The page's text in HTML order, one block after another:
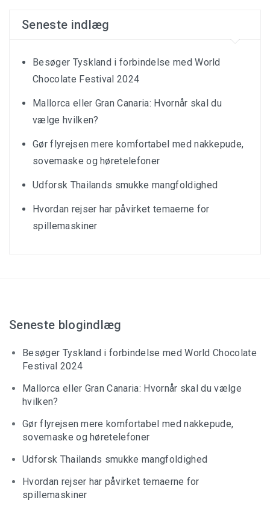
Seneste indlæg
Besøger Tyskland i forbindelse med World
Chocolate Festival 2024
Mallorca eller Gran Canaria: Hvornår skal du
vælge hvilken?
Gør flyrejsen mere komfortabel med nakkepude,
sovemaske og høretelefoner
Udforsk Thailands smukke mangfoldighed
Hvordan rejser har påvirket temaerne for
spillemaskiner
Seneste blogindlæg
Besøger Tyskland i forbindelse med World Chocolate
Festival 2024
Mallorca eller Gran Canaria: Hvornår skal du vælge
hvilken?
Gør flyrejsen mere komfortabel med nakkepude,
sovemaske og høretelefoner
Udforsk Thailands smukke mangfoldighed
Hvordan rejser har påvirket temaerne for
spillemaskiner